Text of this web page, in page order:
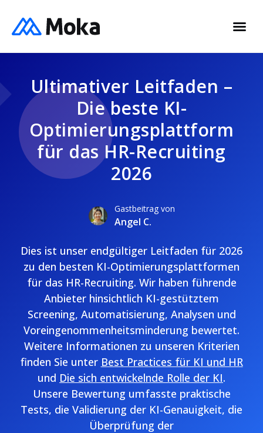
Ultimativer Leitfaden –
Die beste KI-
Optimierungsplattform
für das HR-Recruiting
2026
Gastbeitrag von
Angel C.
Dies ist unser endgültiger Leitfaden für 2026
zu den besten KI-Optimierungsplattformen
für das HR-Recruiting. Wir haben führende
Anbieter hinsichtlich KI-gestütztem
Screening, Automatisierung, Analysen und
Voreingenommenheitsminderung bewertet.
Weitere Informationen zu unseren Kriterien
finden Sie unter Best Practices für KI und HR
und Die sich entwickelnde Rolle der KI.
Unsere Bewertung umfasste praktische
Tests, die Validierung der KI-Genauigkeit, die
Überprüfung der